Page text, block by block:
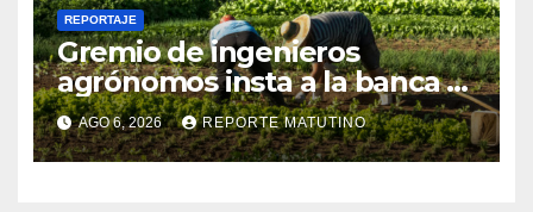
REPORTAJE
Gremio de ingenieros
agrónomos insta a la banca a
financiar la agricultura
familiar
AGO 6, 2026 REPORTE MATUTINO